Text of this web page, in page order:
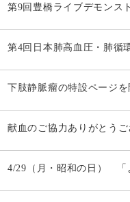
第9回豊橋ライブデモンス
第4回日本肺高血圧・肺循
下肢静脈瘤の特設ページを
献血のご協力ありがとうご
4/29（月・昭和の日） 「